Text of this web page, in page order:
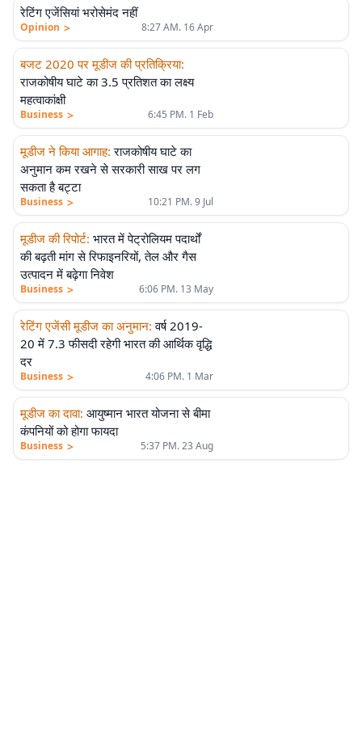
रेटिंग एजेंसियां भरोसेमंद नहीं
Opinion > 8:27 AM. 16 Apr
बजट 2020 पर मूडीज की प्रतिक्रिया:
राजकोषीय घाटे का 3.5 प्रतिशत का लक्ष्य
महत्वाकांक्षी
Business > 6:45 PM. 1 Feb
मूडीज ने किया आगाह: राजकोषीय घाटे का
अनुमान कम रखने से सरकारी साख पर लग
सकता है बट्टा
Business > 10:21 PM. 9 Jul
मूडीज की रिपोर्ट: भारत में पेट्रोलियम पदार्थों
की बढ़ती मांग से रिफाइनरियों, तेल और गैस
उत्पादन में बढ़ेगा निवेश
Business > 6:06 PM. 13 May
रेटिंग एजेंसी मूडीज का अनुमान: वर्ष 2019-
20 में 7.3 फीसदी रहेगी भारत की आर्थिक वृद्धि
दर
Business > 4:06 PM. 1 Mar
मूडीज का दावा: आयुष्मान भारत योजना से बीमा
कंपनियों को होगा फायदा
Business > 5:37 PM. 23 Aug